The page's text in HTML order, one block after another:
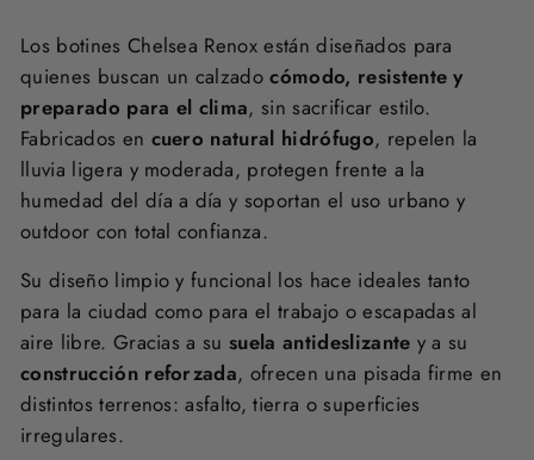
Los botines Chelsea Renox están diseñados para
quienes buscan un calzadocómodo, resistente y
preparado para el clima, sin sacrificar estilo.
Fabricados en cuero natural hidrófugo, repelen la
lluvia ligera y moderada, protegen frente a la
humedad del día a día y soportan el uso urbano y
outdoor con total confianza.
Su diseño limpio y funcional los hace ideales tanto
para la ciudad como para el trabajo o escapadas al
aire libre. Gracias a susuela antideslizante y a su
construcción reforzada, ofrecen una pisada firme en
distintos terrenos: asfalto, tierra o superficies
irregulares.